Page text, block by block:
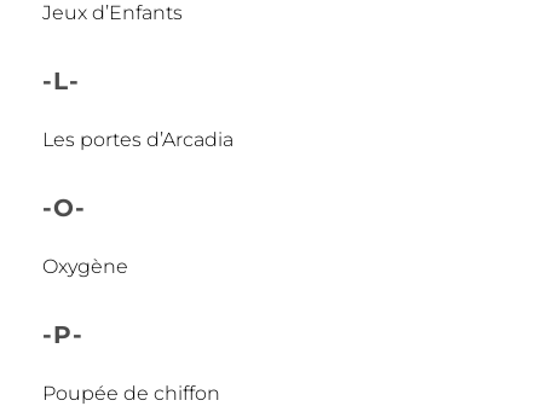
Jeux d’Enfants
-L-
Les portes d’Arcadia
-O-
Oxygène
-P-
Poupée de chiffon